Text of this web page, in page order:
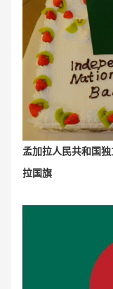
孟加拉人民共和国
拉国旗